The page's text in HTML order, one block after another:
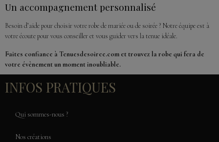
Un accompagnement personnalisé
Besoin d’aide pour choisir votre robe de mariée ou de soirée ? Notre équipe est à
votre écoute pour vous conseiller et vous guider vers la tenue idéale.
Faites confiance à Tenuesdesoiree.com et trouvez la robe qui fera de
votre évènement un moment inoubliable.
INFOS PRATIQUES
Qui sommes-nous ?
Nos créations